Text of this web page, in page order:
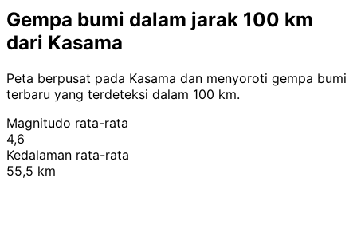
Gempa bumi dalam jarak 100 km
dari Kasama
Peta berpusat pada Kasama dan menyoroti gempa bumi
terbaru yang terdeteksi dalam 100 km.
Magnitudo rata-rata
4,6
Kedalaman rata-rata
55,5 km